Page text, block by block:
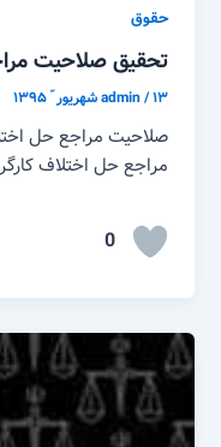
حقوق
تحقیق صلاحیت
admin/۱۳ شهریور ّ ۱۳۹۵
صلاحیت مراجع حل
مراجع حل اختلاف
0